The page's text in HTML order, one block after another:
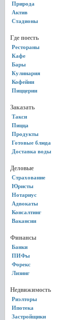
Природа
Актив
Стадионы
Где поесть
Рестораны
Кафе
Бары
Кулинария
Кофейни
Пиццерии
Заказать
Такси
Пицца
Продукты
Готовые блюда
Доставка воды
Деловые
Страхование
Юристы
Нотариус
Адвокаты
Консалтинг
Вакансии
Финансы
Банки
ПИФы
Форекс
Лизинг
Недвижимость
Риэлторы
Ипотека
Застройщики